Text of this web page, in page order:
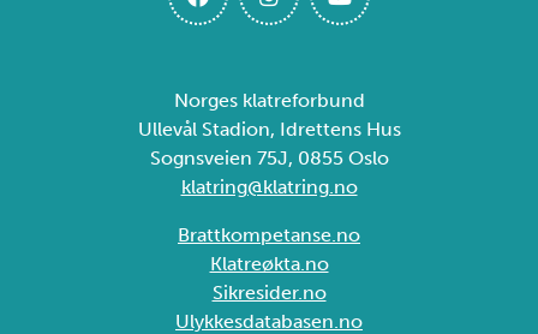
Norges klatreforbund
Ullevål Stadion, Idrettens Hus
Sognsveien 75J, 0855 Oslo
klatring@klatring.no
Brattkompetanse.no
Klatreøkta.no
Sikresider.no
Ulykkesdatabasen.no